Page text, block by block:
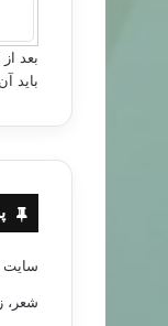
بعد
باید
سایت
شعر،